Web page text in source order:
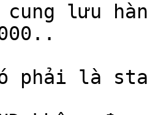
cung lưu
phải là